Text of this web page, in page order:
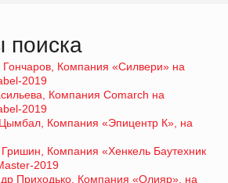
поиска
Гончаров, Компания «Силвери» на
2019
Компания Comarch на
2019
Компания «Эпицентр К», на
Компания «Хенкель Баутехник
2019
Приходько, Компания «Олияр», на